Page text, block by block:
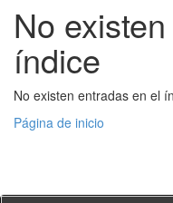
No
índice
No existen entradas en el
Página de inicio